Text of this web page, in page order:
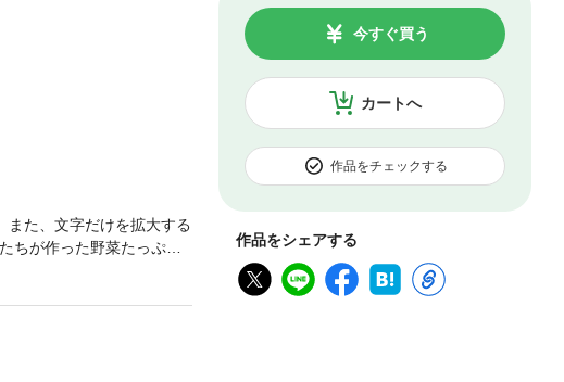
カートへ
今すぐ買う
作品をチェックする
作品をシェアする
た、文字だけを拡大する
ちが作った野菜たっぷり
収録。